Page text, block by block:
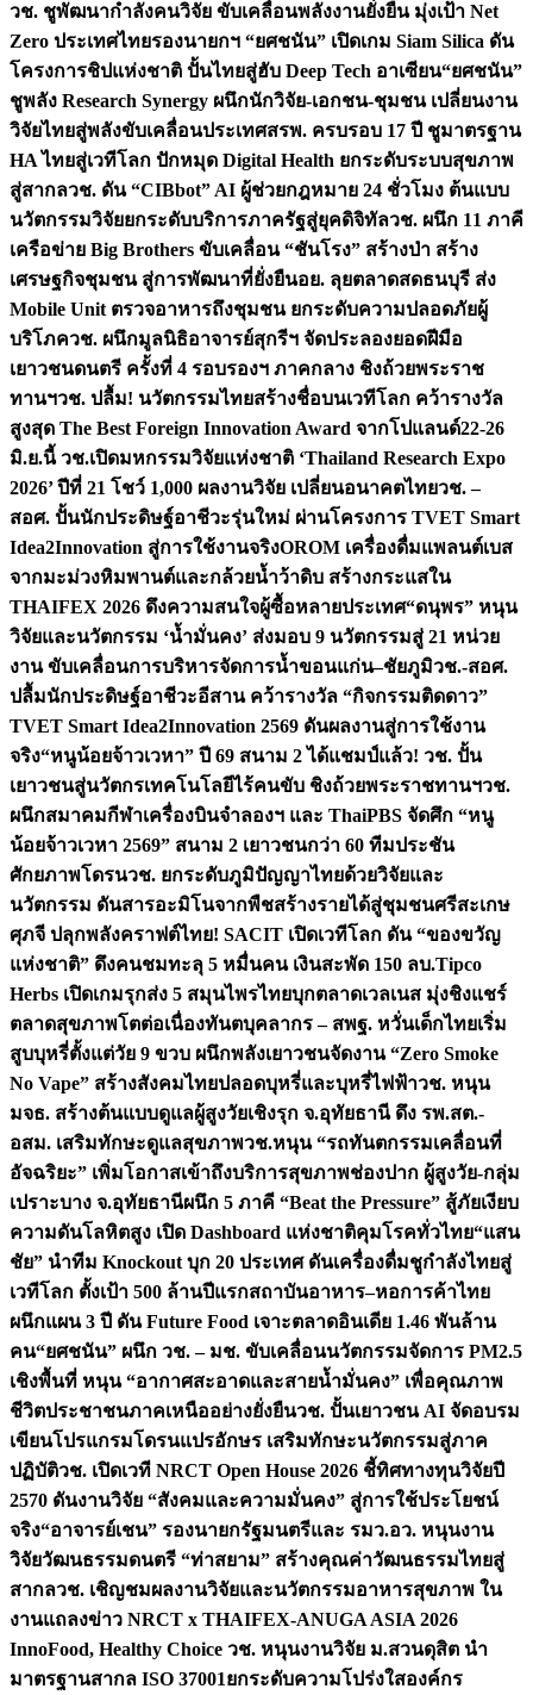
วช. ชูพัฒนากำลังคนวิจัย ขับเคลื่อนพลังงานยั่งยืน มุ่งเป้า Net
Zero ประเทศไทยรองนายกฯ “ยศชนัน” เปิดเกม Siam Silica ดัน
โครงการชิปแห่งชาติ ปั้นไทยสู่ฮับ Deep Tech อาเซียน“ยศชนัน”
ชูพลัง Research Synergy ผนึกนักวิจัย-เอกชน-ชุมชน เปลี่ยนงาน
วิจัยไทยสู่พลังขับเคลื่อนประเทศสรพ. ครบรอบ 17 ปี ชูมาตรฐาน
HA ไทยสู่เวทีโลก ปักหมุด Digital Health ยกระดับระบบสุขภาพ
สู่สากลวช. ดัน “CIBbot” AI ผู้ช่วยกฎหมาย 24 ชั่วโมง ต้นแบบ
นวัตกรรมวิจัยยกระดับบริการภาครัฐสู่ยุคดิจิทัลวช. ผนึก 11 ภาคี
เครือข่าย Big Brothers ขับเคลื่อน “ชันโรง” สร้างป่า สร้าง
เศรษฐกิจชุมชน สู่การพัฒนาที่ยั่งยืนอย. ลุยตลาดสดธนบุรี ส่ง
Mobile Unit ตรวจอาหารถึงชุมชน ยกระดับความปลอดภัยผู้
บริโภควช. ผนึกมูลนิธิอาจารย์สุกรีฯ จัดประลองยอดฝีมือ
เยาวชนดนตรี ครั้งที่ 4 รอบรองฯ ภาคกลาง ชิงถ้วยพระราช
ทานฯวช. ปลื้ม! นวัตกรรมไทยสร้างชื่อบนเวทีโลก คว้ารางวัล
สูงสุด The Best Foreign Innovation Award จากโปแลนด์22-26
มิ.ย.นี้ วช.เปิดมหกรรมวิจัยแห่งชาติ ‘Thailand Research Expo
2026’ ปีที่ 21 โชว์ 1,000 ผลงานวิจัย เปลี่ยนอนาคตไทยวช. –
สอศ. ปั้นนักประดิษฐ์อาชีวะรุ่นใหม่ ผ่านโครงการ TVET Smart
Idea2Innovation สู่การใช้งานจริงOROM เครื่องดื่มแพลนต์เบส
จากมะม่วงหิมพานต์และกล้วยน้ำว้าดิบ สร้างกระแสใน
THAIFEX 2026 ดึงความสนใจผู้ซื้อหลายประเทศ“ดนุพร” หนุน
วิจัยและนวัตกรรม ‘น้ำมั่นคง’ ส่งมอบ 9 นวัตกรรมสู่ 21 หน่วย
งาน ขับเคลื่อนการบริหารจัดการน้ำขอนแก่น–ชัยภูมิวช.-สอศ.
ปลื้มนักประดิษฐ์อาชีวะอีสาน คว้ารางวัล “กิจกรรมติดดาว”
TVET Smart Idea2Innovation 2569 ดันผลงานสู่การใช้งาน
จริง“หนูน้อยจ้าวเวหา” ปี 69 สนาม 2 ได้แชมป์แล้ว! วช. ปั้น
เยาวชนสู่นวัตกรเทคโนโลยีไร้คนขับ ชิงถ้วยพระราชทานฯวช.
ผนึกสมาคมกีฬาเครื่องบินจำลองฯ และ ThaiPBS จัดศึก “หนู
น้อยจ้าวเวหา 2569” สนาม 2 เยาวชนกว่า 60 ทีมประชัน
ศักยภาพโดรนวช. ยกระดับภูมิปัญญาไทยด้วยวิจัยและ
นวัตกรรม ดันสารอะมิโนจากพืชสร้างรายได้สู่ชุมชนศรีสะเกษ
ศุภจี ปลุกพลังคราฟต์ไทย! SACIT เปิดเวทีโลก ดัน “ของขวัญ
แห่งชาติ” ดึงคนชมทะลุ 5 หมื่นคน เงินสะพัด 150 ลบ.Tipco
Herbs เปิดเกมรุกส่ง 5 สมุนไพรไทยบุกตลาดเวลเนส มุ่งชิงแชร์
ตลาดสุขภาพโตต่อเนื่องทันตบุคลากร – สพฐ. หวั่นเด็กไทยเริ่ม
สูบบุหรี่ตั้งแต่วัย 9 ขวบ ผนึกพลังเยาวชนจัดงาน “Zero Smoke
No Vape” สร้างสังคมไทยปลอดบุหรี่และบุหรี่ไฟฟ้าวช. หนุน
มจธ. สร้างต้นแบบดูแลผู้สูงวัยเชิงรุก จ.อุทัยธานี ดึง รพ.สต.-
อสม. เสริมทักษะดูแลสุขภาพวช.หนุน “รถทันตกรรมเคลื่อนที่
อัจฉริยะ” เพิ่มโอกาสเข้าถึงบริการสุขภาพช่องปาก ผู้สูงวัย-กลุ่ม
เปราะบาง จ.อุทัยธานีผนึก 5 ภาคี “Beat the Pressure” สู้ภัยเงียบ
ความดันโลหิตสูง เปิด Dashboard แห่งชาติคุมโรคทั่วไทย“แสน
ชัย” นำทีม Knockout บุก 20 ประเทศ ดันเครื่องดื่มชูกำลังไทยสู่
เวทีโลก ตั้งเป้า 500 ล้านปีแรกสถาบันอาหาร–หอการค้าไทย
ผนึกแผน 3 ปี ดัน Future Food เจาะตลาดอินเดีย 1.46 พันล้าน
คน“ยศชนัน” ผนึก วช. – มช. ขับเคลื่อนนวัตกรรมจัดการ PM2.5
เชิงพื้นที่ หนุน “อากาศสะอาดและสายน้ำมั่นคง” เพื่อคุณภาพ
ชีวิตประชาชนภาคเหนืออย่างยั่งยืนวช. ปั้นเยาวชน AI จัดอบรม
เขียนโปรแกรมโดรนแปรอักษร เสริมทักษะนวัตกรรมสู่ภาค
ปฏิบัติวช. เปิดเวที NRCT Open House 2026 ชี้ทิศทางทุนวิจัยปี
2570 ดันงานวิจัย “สังคมและความมั่นคง” สู่การใช้ประโยชน์
จริง“อาจารย์เชน” รองนายกรัฐมนตรีและ รมว.อว. หนุนงาน
วิจัยวัฒนธรรมดนตรี “ท่าสยาม” สร้างคุณค่าวัฒนธรรมไทยสู่
สากลวช. เชิญชมผลงานวิจัยและนวัตกรรมอาหารสุขภาพ ใน
งานแถลงข่าว NRCT x THAIFEX-ANUGA ASIA 2026
InnoFood, Healthy Choice วช. หนุนงานวิจัย ม.สวนดุสิต นำ
มาตรฐานสากล ISO 37001ยกระดับความโปร่งใสองค์กร